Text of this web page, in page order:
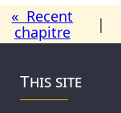
« Recent
chapitre
|
This site